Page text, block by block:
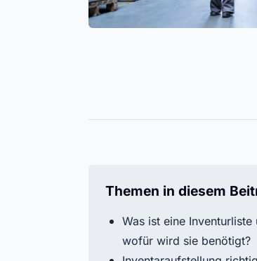
Handschuhe immer im Blick. Alle
Helpcenter
Finden Sie alle Antworten auf
Themen in diesem
Was ist eine Inventurliste
wofür wird sie benötigt?